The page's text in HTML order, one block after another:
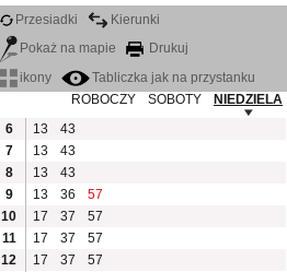
Przesiadki
Kierunki
Pokaż na mapie
Drukuj
ikony
Tabliczka jak na przystanku
ROBOCZY
SOBOTY
NIEDZIELA
6
13
43
7
13
43
8
13
43
9
13 36
57
10
17 37
57
11
17 37
57
12
17 37
57